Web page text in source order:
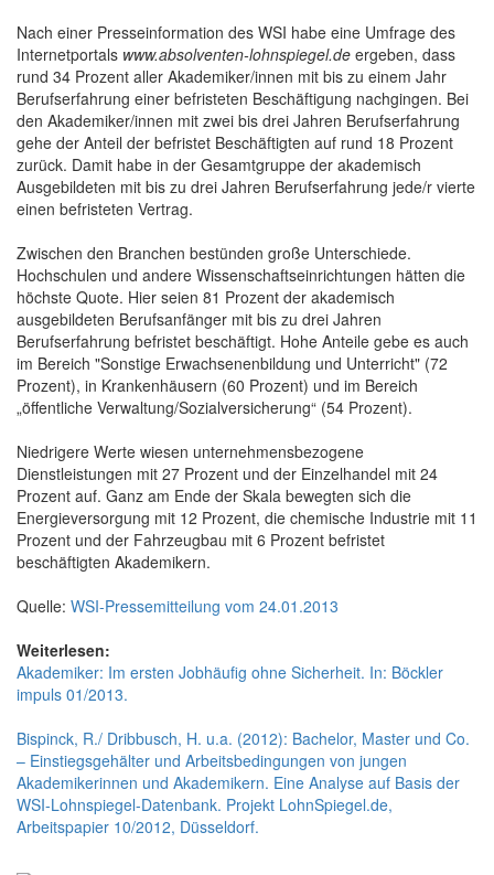
Nach einer Presseinformation des WSI habe eine Umfrage des
Internetportals www.absolventen-lohnspiegel.de ergeben, dass
rund 34 Prozent aller Akademiker/innen mit bis zu einem Jahr
Berufserfahrung einer befristeten Beschäftigung nachgingen. Bei
den Akademiker/innen mit zwei bis drei Jahren Berufserfahrung
gehe der Anteil der befristet Beschäftigten auf rund 18 Prozent
zurück. Damit habe in der Gesamtgruppe der akademisch
Ausgebildeten mit bis zu drei Jahren Berufserfahrung jede/r vierte
einen befristeten Vertrag.
Zwischen den Branchen bestünden große Unterschiede.
Hochschulen und andere Wissenschaftseinrichtungen hätten die
höchste Quote. Hier seien 81 Prozent der akademisch
ausgebildeten Berufsanfänger mit bis zu drei Jahren
Berufserfahrung befristet beschäftigt. Hohe Anteile gebe es auch
im Bereich "Sonstige Erwachsenenbildung und Unterricht" (72
Prozent), in Krankenhäusern (60 Prozent) und im Bereich
„öffentliche Verwaltung/Sozialversicherung“ (54 Prozent).
Niedrigere Werte wiesen unternehmensbezogene
Dienstleistungen mit 27 Prozent und der Einzelhandel mit 24
Prozent auf. Ganz am Ende der Skala bewegten sich die
Energieversorgung mit 12 Prozent, die chemische Industrie mit 11
Prozent und der Fahrzeugbau mit 6 Prozent befristet
beschäftigten Akademikern.
Quelle: WSI-Pressemitteilung vom 24.01.2013
Weiterlesen:
Akademiker: Im ersten Jobhäufig ohne Sicherheit. In: Böckler
impuls 01/2013.
Bispinck, R./ Dribbusch, H. u.a. (2012): Bachelor, Master und Co.
– Einstiegsgehälter und Arbeitsbedingungen von jungen
Akademikerinnen und Akademikern. Eine Analyse auf Basis der
WSI-Lohnspiegel-Datenbank. Projekt LohnSpiegel.de,
Arbeitspapier 10/2012, Düsseldorf.